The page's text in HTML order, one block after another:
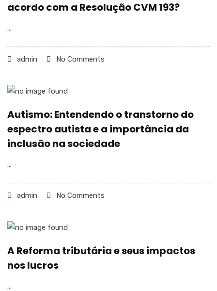
acordo com a Resolução CVM 193?
...
admin No Comments
Autismo: Entendendo o transtorno do
espectro autista e a importância da
inclusão na sociedade
...
admin No Comments
A Reforma tributária e seus impactos
nos lucros
...